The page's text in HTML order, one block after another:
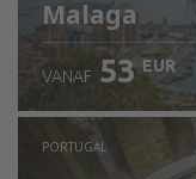
Malaga
VANAF 53 EUR
PORTUGAL